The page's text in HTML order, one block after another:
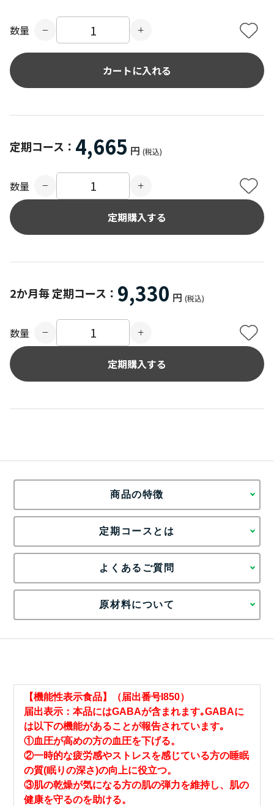
数量
カートに入れる
定期コース： 4,665 円 (税込)
数量
2か月毎 定期コース： 9,330 円 (税込)
数量
商品の特徴
定期コースとは
よくあるご質問
原材料について
【機能性表示食品】（届出番号I850）
届出表示：本品にはGABAが含まれます｡GABAに
は以下の機能があることが報告されています｡
①血圧が高めの方の血圧を下げる。
②一時的な疲労感やストレスを感じている方の睡眠
の質(眠りの深さ)の向上に役立つ。
③肌の乾燥が気になる方の肌の弾力を維持し、肌の
健康を守るのを助ける。